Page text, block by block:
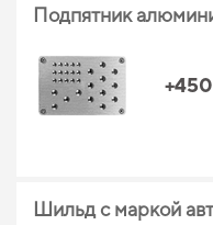
Подпятник
Шильд с маркой